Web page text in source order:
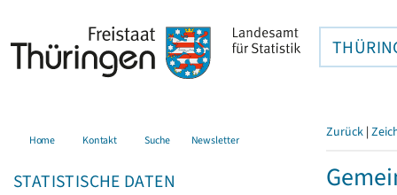
Home Kontakt Suche Newsletter
STATISTISCHE DATEN
Zurück |